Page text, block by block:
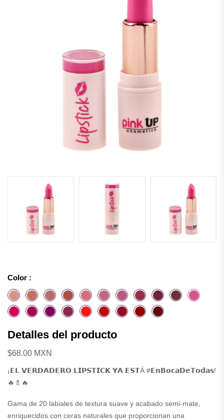
Color :
Detalles del producto
$68.00 MXN
¡𝗘𝗟 𝗩𝗘𝗥𝗗𝗔𝗗𝗘𝗥𝗢 𝗟𝗜𝗣𝗦𝗧𝗜𝗖𝗞 𝗬𝗔 𝗘𝗦𝗧Á #𝗘𝗻𝗕𝗼𝗰𝗮𝗗𝗲𝗧𝗼𝗱𝗮𝘀!
🔥💄🔥
Gama de 20 labiales de textura suave y acabado semi-mate,
enriquecidos con ceras naturales que proporcionan una